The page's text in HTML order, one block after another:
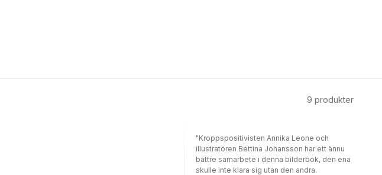
9 produkter
"Kroppspositivisten Annika Leone och
illustratören Bettina Johansson har ett ännu
bättre samarbete i denna bilderbok, den ena
skulle inte klara sig utan den andra.